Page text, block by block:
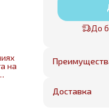
на
До
Оплата
Доставка